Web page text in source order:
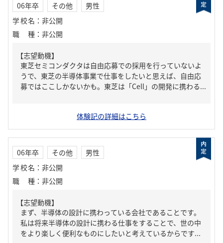
06年卒 その他
男性
学校名 ： 非公開
職種 ： 非公開
【志望動機】
東芝セミコンダクタは自由応募での採用を行っていないよ
うで、東芝の半導体事業で仕事をしたいと思えば、自由応
募ではここしかないかも。東芝は「Cell」の開発に携わる...
体験記の詳細はこちら
06年卒 その他
男性
学校名 ： 非公開
職種 ： 非公開
【志望動機】
まず、半導体の設計に携わっている会社であることです。
私は将来半導体の設計に携わる仕事をすることで、世の中
をより楽しく便利なものにしたいと考えているからです...